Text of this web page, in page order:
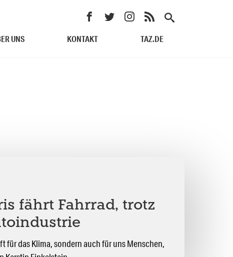
UNS KONTAKT TAZ.DE
fährt Fahrrad, trotz
für das Klima, sondern auch für uns Menschen,